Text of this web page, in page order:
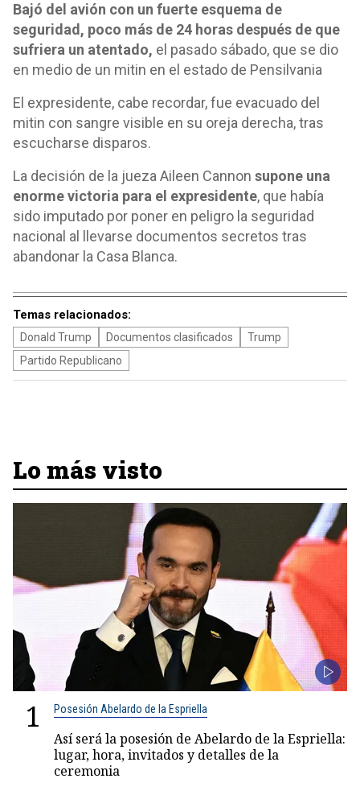
Bajó del avión con un fuerte esquema de
seguridad, poco más de 24 horas después de que
sufriera un atentado, el pasado sábado, que se dio
en medio de un mitin en el estado de Pensilvania
El expresidente, cabe recordar, fue evacuado del
mitin con sangre visible en su oreja derecha, tras
escucharse disparos.
La decisión de la jueza Aileen Cannon supone una
enorme victoria para el expresidente, que había
sido imputado por poner en peligro la seguridad
nacional al llevarse documentos secretos tras
abandonar la Casa Blanca.
Temas relacionados:
Donald Trump Documentos clasificados
Trump
Partido Republicano
Lo más visto
1 Posesión Abelardo de la Espriella
Así será la posesión de Abelardo de la Espriella:
lugar, hora, invitados y detalles de la
ceremonia